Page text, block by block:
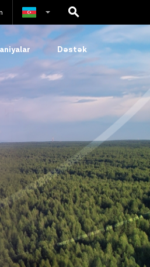
Rus
İngilis
Dəstək